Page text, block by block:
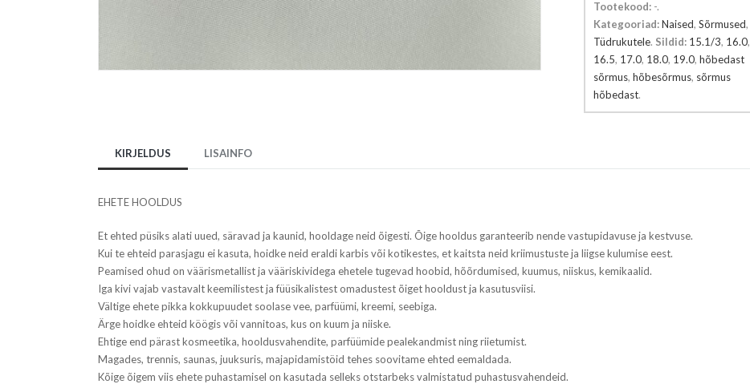
Tootekood: -.
Kategooriad:Naised, Sõrmused,
Tüdrukutele. Sildid: 15.1/3, 16.0,
16.5, 17.0, 18.0, 19.0, hõbedast
sõrmus, hõbesõrmus, sõrmus
hõbedast.
KIRJELDUS LISAINFO
EHETE HOOLDUS
Et ehted püsiks alati uued, säravad ja kaunid, hooldage neid õigesti. Õige hooldus garanteerib nende vastupidavuse ja kestvuse.
Kui te ehteid parasjagu ei kasuta, hoidke neid eraldi karbis või kotikestes, et kaitsta neid kriimustuste ja liigse kulumise eest.
Peamised ohud on väärismetallist ja vääriskividega ehetele tugevad hoobid, hõõrdumised, kuumus, niiskus, kemikaalid.
Iga kivi vajab vastavalt keemilistest ja füüsikalistest omadustest õiget hooldust ja kasutusviisi.
Vältige ehete pikka kokkupuudet soolase vee, parfüümi, kreemi, seebiga.
Ärge hoidke ehteid köögis või vannitoas, kus on kuum ja niiske.
Ehtige end pärast kosmeetika, hooldusvahendite, parfüümide pealekandmist ning riietumist.
Magades, trennis, saunas, juuksuris, majapidamistöid tehes soovitame ehted eemaldada.
Kõige õigem viis ehete puhastamisel on kasutada selleks otstarbeks valmistatud puhastusvahendeid.